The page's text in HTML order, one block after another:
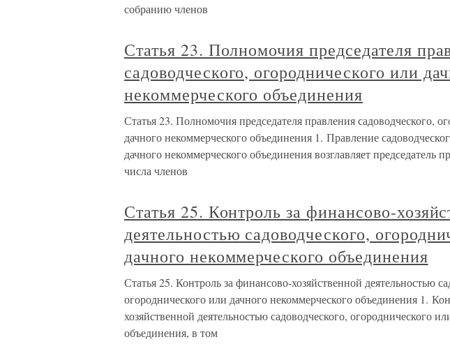
собранию членов
Статья 23. Полномочия председателя
садоводческого, огороднического или
некоммерческого объединения
Статья 23. Полномочия председателя правления садоводческого,
дачного некоммерческого объединения 1. Правление
дачного некоммерческого объединения возглавляет председатель
числа членов
Статья 25. Контроль за финансово-
деятельностью садоводческого,
дачного некоммерческого объединения
Статья 25. Контроль за финансово-хозяйственной деятельностью
огороднического или дачного некоммерческого объединения 1.
хозяйственной деятельностью садоводческого, огороднического
объединения, в том